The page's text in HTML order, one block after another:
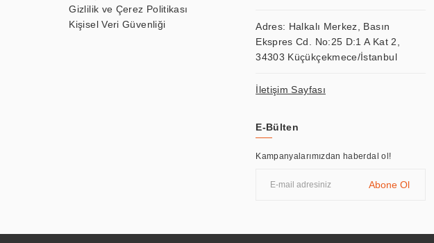
Gizlilik ve Çerez Politikası
Kişisel Veri Güvenliği
Adres: Halkalı Merkez, Basın
Ekspres Cd. No:25 D:1 A Kat 2,
34303 Küçükçekmece/İstanbul
İletişim Sayfası
E-Bülten
Kampanyalarımızdan haberdal ol!
Abone Ol